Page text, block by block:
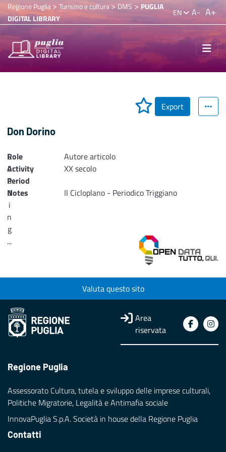
Regione Puglia> Turismo e cultura>DMS > PUGLIA
DIGITAL LIBRARY
EN A- A+
Export
Don Dorino
L
o
a
d
i
n
g
...
Role
Autore articolo
Activity
Period
XX secolo
Notes
Il Cicloplano - Periodico Triggiano
Valuta questo sito
Area
riservata
Regione Puglia
Assessorato Cultura, tutela e sviluppo delle imprese culturali,
Politiche Migratorie, Legalità e Antimafia sociale
InnovaPuglia S.p.A. Società in house della Regione Puglia
Contatti